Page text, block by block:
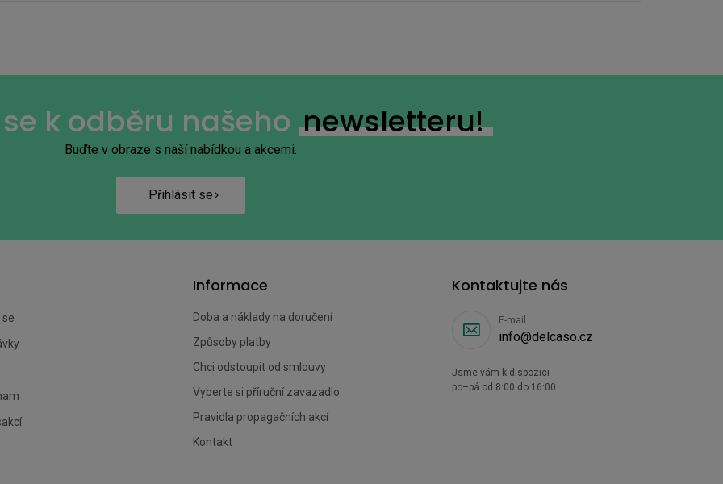
k odběru našeho newsletteru!
Buďte v obraze s naší nabídkou a akcemi.
Přihlásit se
Informace
Doba a náklady na doručení
Způsoby platby
Chci odstoupit od smlouvy
Vyberte si příruční zavazadlo
Pravidla propagačních akcí
Kontakt
Kontaktujte nás
E-mail
info@delcaso.cz
Jsme vám k dispozici
po–pá od 8:00 do 16:00